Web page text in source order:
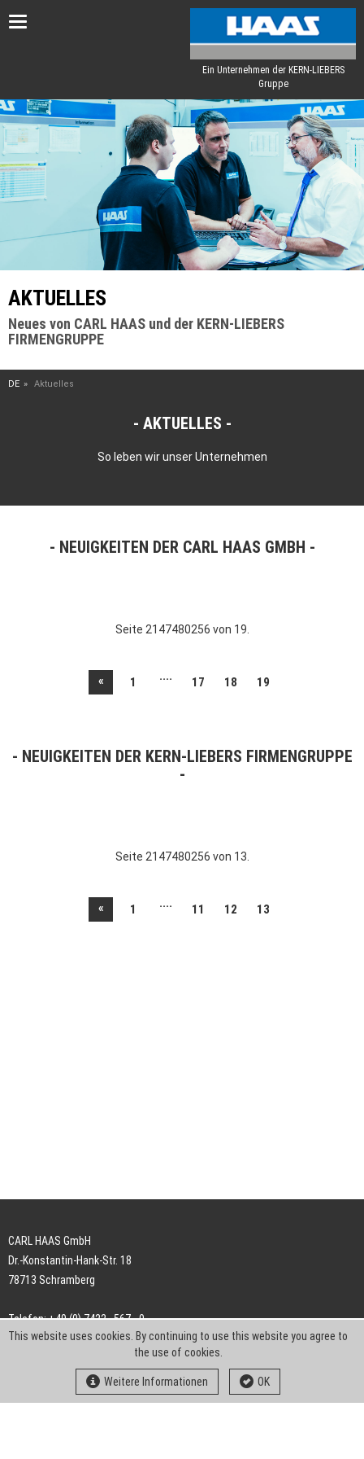
Toggle
Ein Unternehmen der KERN-LIEBERS
Gruppe
AKTUELLES
Neues von CARL HAAS und der KERN-LIEBERS
FIRMENGRUPPE
DE Aktuelles
AKTUELLES
So leben wir unser Unternehmen
NEUIGKEITEN DER CARL HAAS GMBH
Seite 2147480256 von 19.
« 1 .... 17 18 19
NEUIGKEITEN DER KERN-LIEBERS FIRMENGRUPPE
Seite 2147480256 von 13.
« 1 .... 11 12 13
CARL HAAS GmbH
Dr.-Konstantin-Hank-Str. 18
78713 Schramberg
Telefon: +49 (0) 7422 . 567 - 0
Telefax: +49 (0) 7422 . 567 - 239
info-ch@kern-liebers.com
This website uses cookies. By continuing to use this website you agree to
the use of cookies.
Weitere Informationen OK